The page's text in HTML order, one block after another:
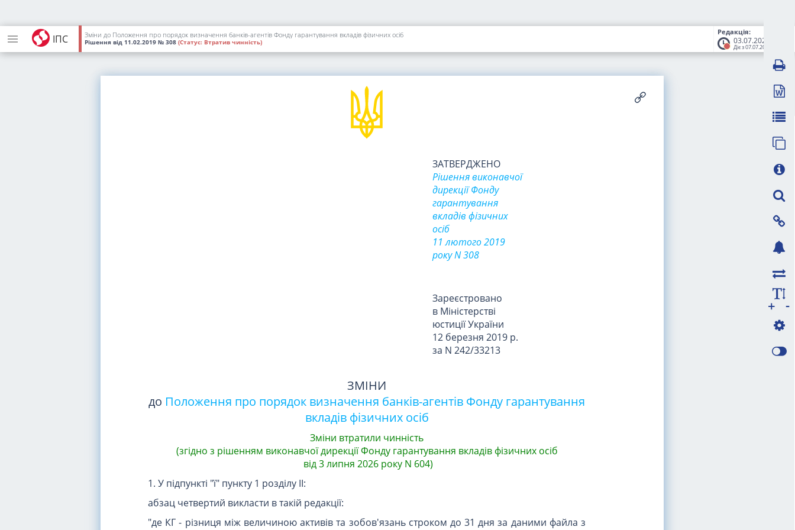
ІПС
Редакція:
03.07.2026
Діє з 07.07.2026
Зміни до Положення про порядок визначення банків-агентів Фонду гарантування вкладів фізичних осіб
Рішення від 11.02.2019 № 308 (Статус: Втратив чинність)
ЗАТВЕРДЖЕНО
Рішення виконавчої
дирекції Фонду
гарантування
вкладів фізичних
осіб
11 лютого 2019
року N 308
Зареєстровано
в Міністерстві
юстиції України
12 березня 2019 р.
за N 242/33213
ЗМІНИ
до Положення про порядок визначення банків-агентів Фонду гарантування
вкладів фізичних осіб
Зміни втратили чинність
(згідно з рішенням виконавчої дирекції Фонду гарантування вкладів фізичних осіб
від 3 липня 2026 року N 604)
1. У підпункті "ї" пункту 1 розділу II:
абзац четвертий викласти в такій редакції:
"де КГ - різниця між величиною активів та зобов'язань строком до 31 дня за даними файла з
-
+